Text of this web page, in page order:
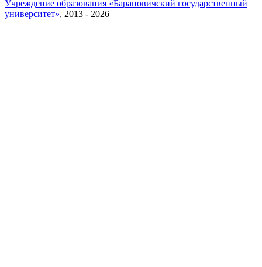
Учреждение образования «Барановичский государственный
университет», 2013 - 2026